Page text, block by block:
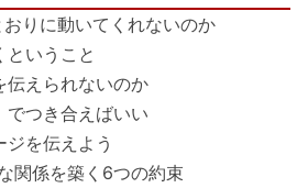
りに動いてくれないのか
いうこと
伝えられないのか
つき合えばいい
を伝えよう
関係を築く6つの約束